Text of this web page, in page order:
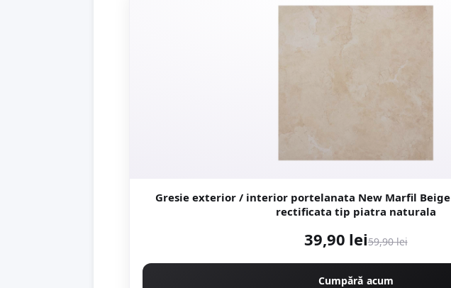
Gresie exterior / interior portelanata New Marfil Beige 60 x 60 cm lucioasa
rectificata tip piatra naturala
39,90 lei59,90 lei
Cumpără acum